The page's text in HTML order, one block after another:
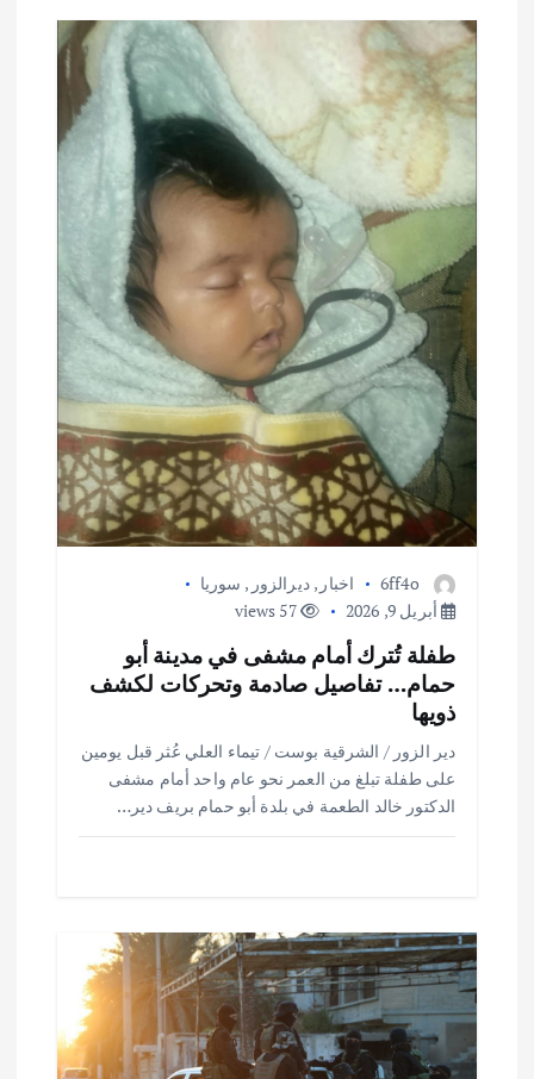
ق
ت
6ff4o اخبار ,ديرالزور , سوريا
أبريل 9, 2026
57 views
طفلة تُترك أمام مشفى في مدينة أبو
حمام… تفاصيل صادمة وتحركات لكشف
ذويها
دير الزور / الشرقية بوست / تيماء العلي عُثر قبل يومين
على طفلة تبلغ من العمر نحو عام واحد أمام مشفى
الدكتور خالد الطعمة في بلدة أبو حمام بريف دير…